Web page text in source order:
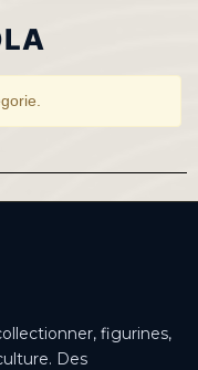
figurines,
Des